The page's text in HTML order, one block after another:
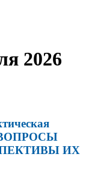
2026
ВОПРОСЫ
ИХ